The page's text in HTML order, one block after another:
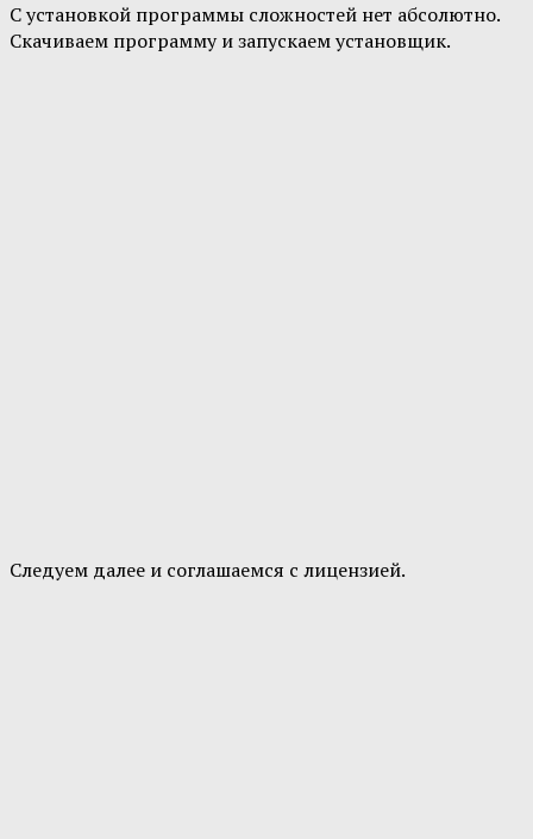
С установкой программы сложностей нет абсолютно.
Скачиваем программу и запускаем установщик.
Следуем далее и соглашаемся с лицензией.